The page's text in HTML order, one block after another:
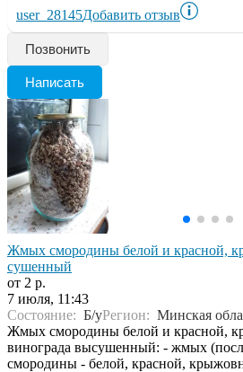
user_28145Добавить отзыв
Позвонить
Написать
Жмых смородины белой и красной,
сушенный
от 2 р.
7 июля, 11:43
Состояние: Б/уРегион: Минская
Жмых смородины белой и красной,
винограда высушенный: - жмых
смородины - белой, красной,